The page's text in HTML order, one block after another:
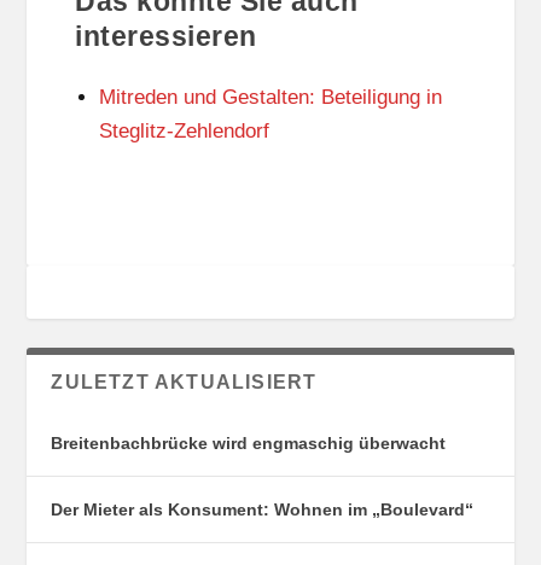
T
U
N
S
O
O
R
N
interessieren
Mitreden und Gestalten: Beteiligung in
Steglitz-Zehlendorf
ZULETZT AKTUALISIERT
Breitenbachbrücke wird engmaschig überwacht
Der Mieter als Konsument: Wohnen im „Boulevard“